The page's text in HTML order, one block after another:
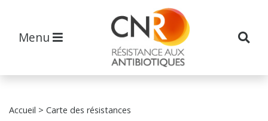
Menu
Accueil > Carte des résistances